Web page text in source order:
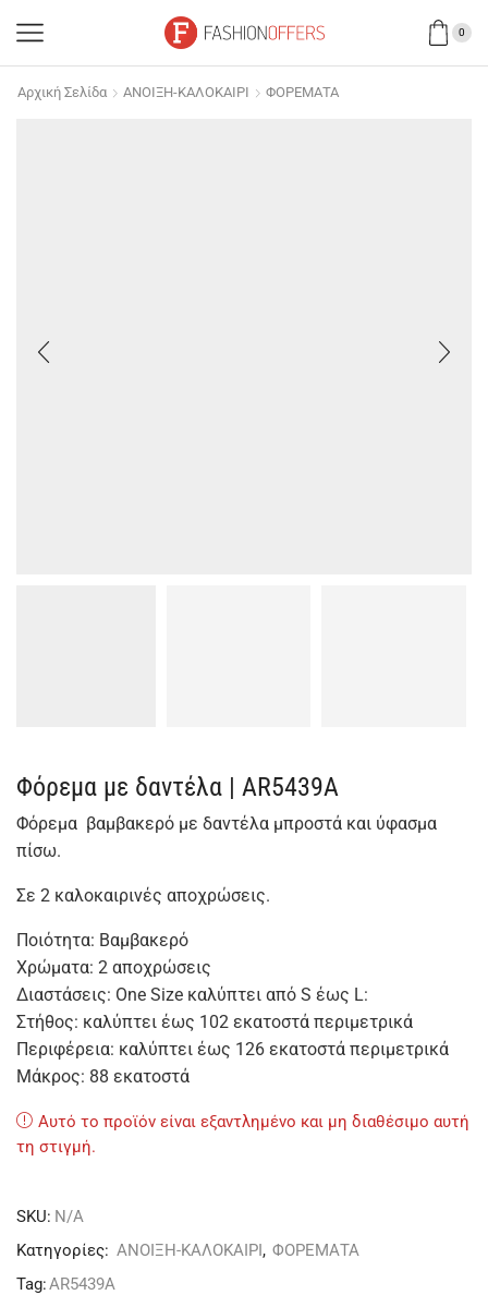
0
Αρχική Σελίδα ΑΝΟΙΞΗ-ΚΑΛΟΚΑΙΡΙ ΦΟΡΕΜΑΤΑ
Φόρεμα με δαντέλα | AR5439A
Φόρεμα βαμβακερό με δαντέλα μπροστά και ύφασμα
πίσω.
Σε 2 καλοκαιρινές αποχρώσεις.
Ποιότητα: Βαμβακερό
Χρώματα: 2 αποχρώσεις
Διαστάσεις: One Size καλύπτει από S έως L:
Στήθος: καλύπτει έως 102 εκατοστά περιμετρικά
Περιφέρεια: καλύπτει έως 126 εκατοστά περιμετρικά
Μάκρος: 88 εκατοστά
Αυτό το προϊόν είναι εξαντλημένο και μη διαθέσιμο αυτή
τη στιγμή.
SKU: N/A
Κατηγορίες: ΑΝΟΙΞΗ-ΚΑΛΟΚΑΙΡΙ, ΦΟΡΕΜΑΤΑ
Tag:AR5439A